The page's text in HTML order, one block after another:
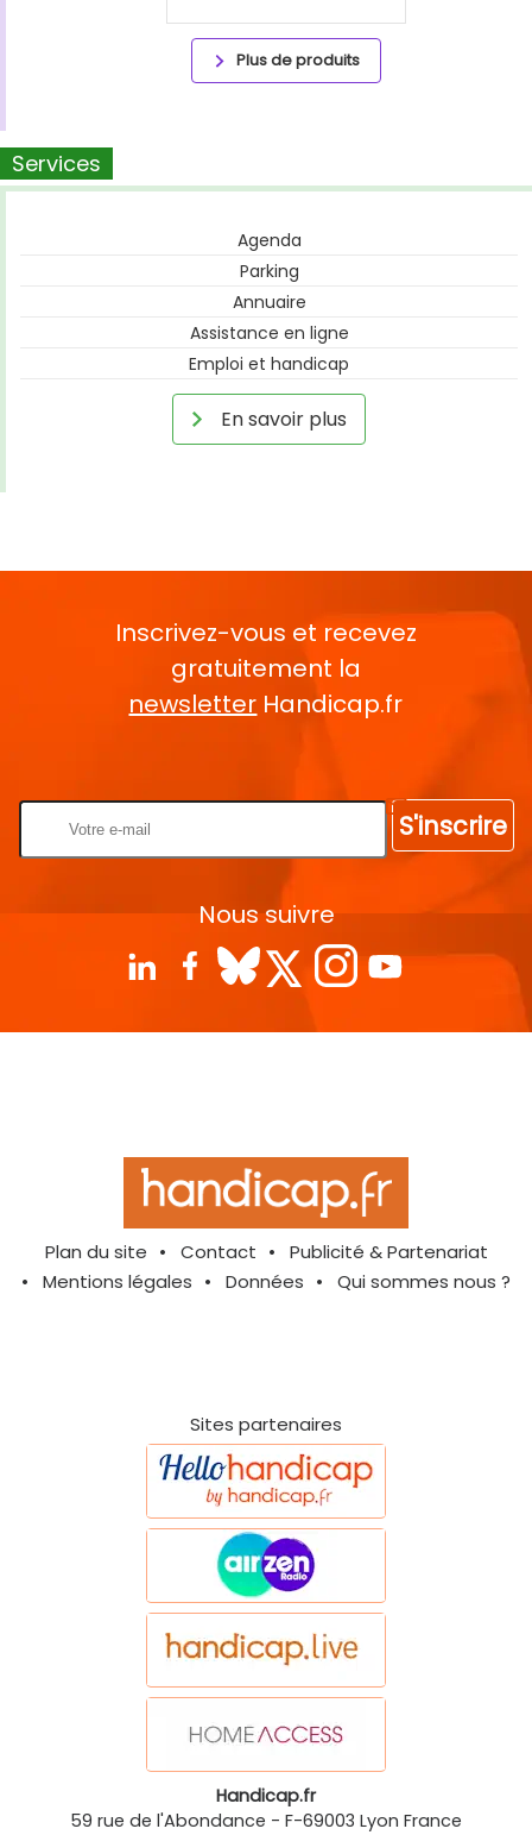
Plus de produits
Services
Agenda
Parking
Annuaire
Assistance en ligne
Emploi et handicap
En savoir plus
Inscrivez-vous et recevez
gratuitement la
newsletter Handicap.fr
S'inscrire
Nous suivre
Plan du site Contact
Publicité & Partenariat
Mentions légales
Données Qui sommes nous ?
Sites partenaires
Handicap.fr
59 rue de l'Abondance - F-69003 Lyon France